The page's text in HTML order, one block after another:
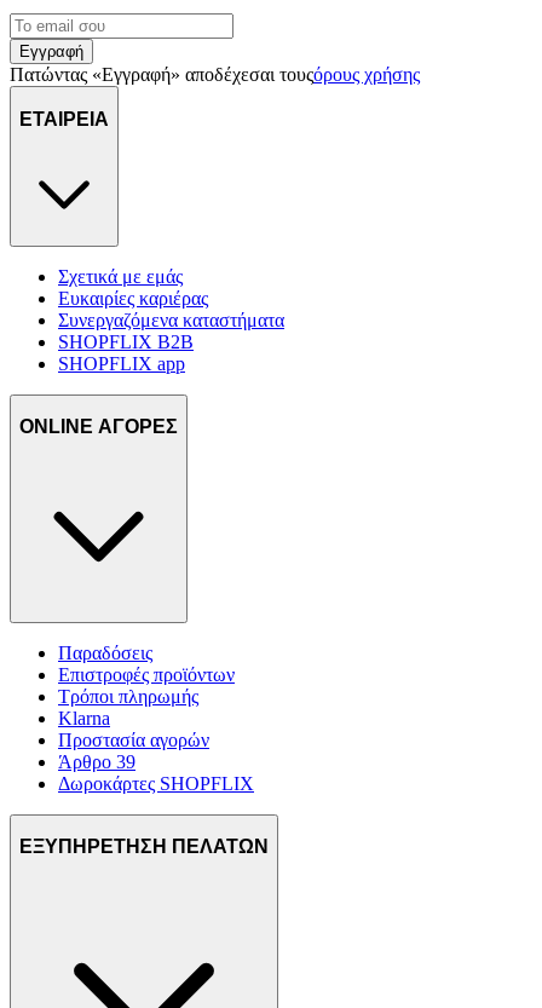
Εγγραφή
Πατώντας «Εγγραφή» αποδέχεσαι τουςόρους χρήσης
ΕΤΑΙΡΕΙΑ
Σχετικά με εμάς
Ευκαιρίες καριέρας
Συνεργαζόμενα καταστήματα
SHOPFLIX B2B
SHOPFLIX app
ONLINE ΑΓΟΡΕΣ
Παραδόσεις
Επιστροφές προϊόντων
Τρόποι πληρωμής
Klarna
Προστασία αγορών
Άρθρο 39
Δωροκάρτες SHOPFLIX
ΕΞΥΠΗΡΕΤΗΣΗ ΠΕΛΑΤΩΝ